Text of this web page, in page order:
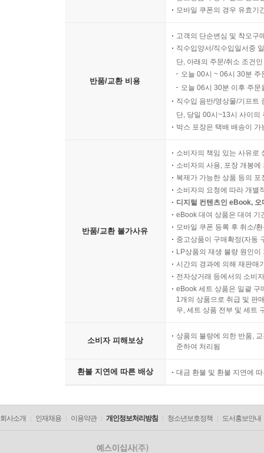
모바일 쿠폰의 경우 유효기
반품/교환 비용
고객의 단순변심 및 착오구
직수입양서/직수입일서중
단, 아래의 주문/취소 조건
오늘 00시 ~ 06시 30분
오늘 06시 30분 이후 주
직수입 음반/영상물/기프트
단, 당일 00시~13시 사이의
박스 포장은 택배 배송이
반품/교환 불가사유
소비자의 책임 있는 사유로
소비자의 사용, 포장 개봉
복제가 가능한 상품 등의
소비자의 요청에 따라 개별
디지털 컨텐츠인 eBook,
eBook 대여 상품은 대여 기
모바일 쿠폰 등록 후 취소/
중고상품이 구매확정(자동
LP상품의 재생 불량 원인
시간의 경과에 의해 재판매
전자상거래 등에서의 소비
eBook 세트 상품은 일괄 구
1개의 상품으로 취급 및 판
우, 세트 상품 전부 및 세트
소비자 피해보상
상품의 불량에 의한 반품,
준하여 처리됨
환불 지연에 따른 배상 대금 환불 및 환불 지연에
회사소개 인재채용 이용약관 개인정보처리방침 청소년보호정책 도서홍보안내